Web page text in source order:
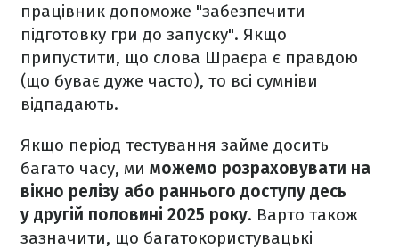
працівник допоможе "забезпечити
підготовку гри до запуску". Якщо
припустити, що слова Шраєра є правдою
(що буває дуже часто), то всі сумніви
відпадають.
Якщо період тестування займе досить
багато часу, ми можемо розраховувати на
вікно релізу або раннього доступу десь
у другій половині 2025 року. Варто також
зазначити, що багатокористувацькі